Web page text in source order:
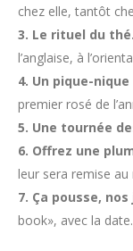
chez elle, tantôt
3. Le rituel du thé.
l’anglaise, à
4. Un pique-
premier rosé de
5. Une tournée
6. Offrez une
leur sera remise
7. Ça pousse,
book», avec la